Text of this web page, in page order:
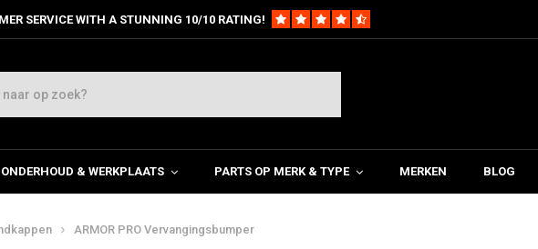
SERVICE WITH A STUNNING 10/10 RATING!
ONDERHOUD & WERKPLAATS PARTS OP MERK & TYPE MERKEN BLOG
ARMOR PRO Vervangingsbumper